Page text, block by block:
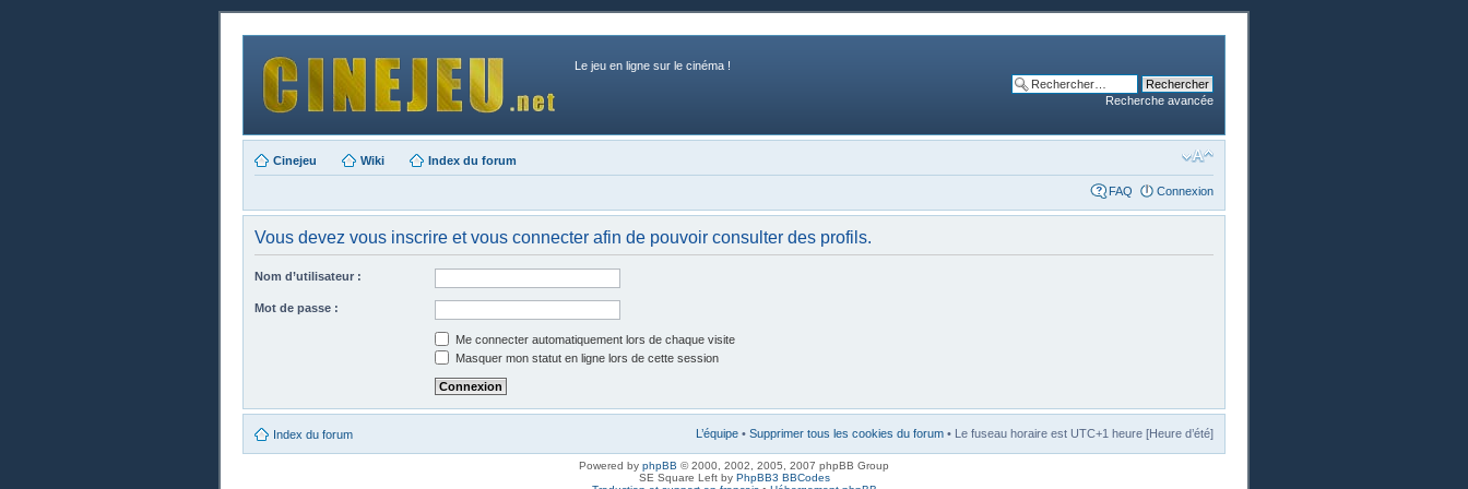
Le jeu en ligne sur le cinéma !
Recherche avancée
Cinejeu Wiki Index du forum
FAQ Connexion
Vous devez vous inscrire et vous connecter afin de pouvoir consulter des profils.
Nom d’utilisateur :
Mot de passe :
Me connecter automatiquement lors de chaque visite
Masquer mon statut en ligne lors de cette session
Index du forum L’équipe • Supprimer tous les cookies du forum • Le fuseau horaire est UTC+1 heure [Heure d’été]
Powered by phpBB © 2000, 2002, 2005, 2007 phpBB Group
SE Square Left by PhpBB3 BBCodes